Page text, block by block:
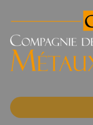
des
Précieux
l'Ouest